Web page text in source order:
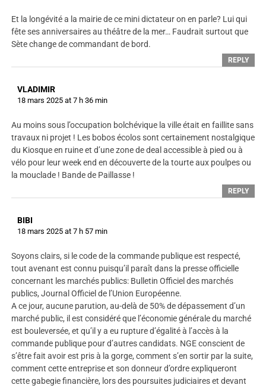
Et la longévité a la mairie de ce mini dictateur on en parle? Lui qui
fête ses anniversaires au théâtre de la mer… Faudrait surtout que
Sète change de commandant de bord.
REPLY
VLADIMIR
18 mars 2025 at 7 h 36 min
Au moins sous l’occupation bolchévique la ville était en faillite sans
travaux ni projet ! Les bobos écolos sont certainement nostalgique
du Kiosque en ruine et d’une zone de deal accessible à pied ou à
vélo pour leur week end en découverte de la tourte aux poulpes ou
la mouclade ! Bande de Paillasse !
REPLY
BIBI
18 mars 2025 at 7 h 57 min
Soyons clairs, si le code de la commande publique est respecté,
tout avenant est connu puisqu’il paraît dans la presse officielle
concernant les marchés publics: Bulletin Officiel des marchés
publics, Journal Officiel de l’Union Européenne.
A ce jour, aucune parution, au-delà de 50% de dépassement d’un
marché public, il est considéré que l’économie générale du marché
est bouleversée, et qu’il y a eu rupture d’égalité à l’accès à la
commande publique pour d’autres candidats. NGE conscient de
s’être fait avoir est pris à la gorge, comment s’en sortir par la suite,
comment cette entreprise et son donneur d’ordre expliqueront
cette gabegie financière, lors des poursuites judiciaires et devant